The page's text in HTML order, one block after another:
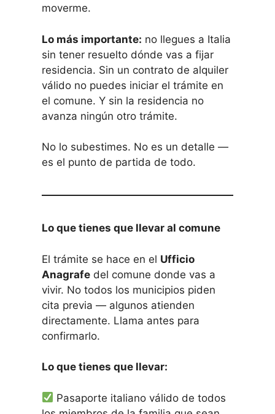
moverme.
Lo más importante: no llegues a Italia
sin tener resuelto dónde vas a fijar
residencia. Sin un contrato de alquiler
válido no puedes iniciar el trámite en
el comune. Y sin la residencia no
avanza ningún otro trámite.
No lo subestimes. No es un detalle —
es el punto de partida de todo.
Lo que tienes que llevar al comune
El trámite se hace en el Ufficio
Anagrafe del comune donde vas a
vivir. No todos los municipios piden
cita previa — algunos atienden
directamente. Llama antes para
confirmarlo.
Lo que tienes que llevar:
Pasaporte italiano válido de todos